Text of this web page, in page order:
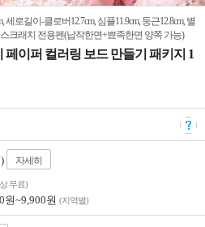
세로길이-클로버12.7cm, 심플11.9cm, 둥근12.8cm, 별
크래치 전용펜(납작한면+뾰족한면 양쪽 가능)
이퍼 컬러링 보드 만들기 패키지 1
자세히
무료)
원~9,900원 (지역별)